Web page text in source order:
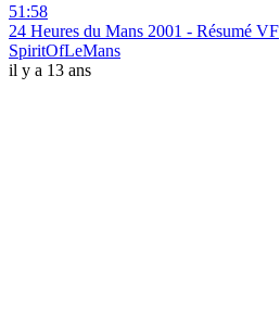
51:58
24 Heures du Mans 2001 - Résumé VF
SpiritOfLeMans
il y a 13 ans